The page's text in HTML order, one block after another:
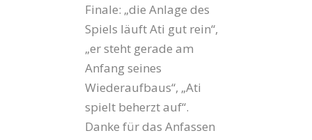
Finale: „die Anlage des
Spiels läuft Ati gut rein“,
„er steht gerade am
Anfang seines
Wiederaufbaus“, „Ati
spielt beherzt auf“.
Danke für das Anfassen